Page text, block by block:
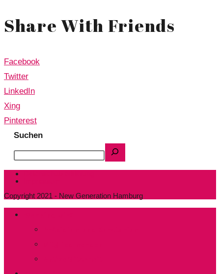
Share With Friends
Facebook
Twitter
LinkedIn
Xing
Pinterest
Suchen
Copyright 2021 - New Generation Hamburg